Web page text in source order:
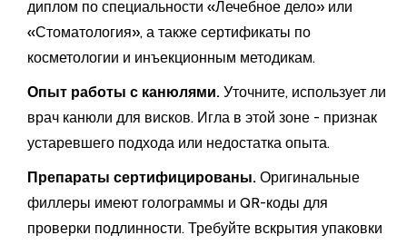
диплом по специальности «Лечебное дело» или
«Стоматология», а также сертификаты по
косметологии и инъекционным методикам.
Опыт работы с канюлями. Уточните, использует ли
врач канюли для висков. Игла в этой зоне - признак
устаревшего подхода или недостатка опыта.
Препараты сертифицированы. Оригинальные
филлеры имеют голограммы и QR-коды для
проверки подлинности. Требуйте вскрытия упаковки